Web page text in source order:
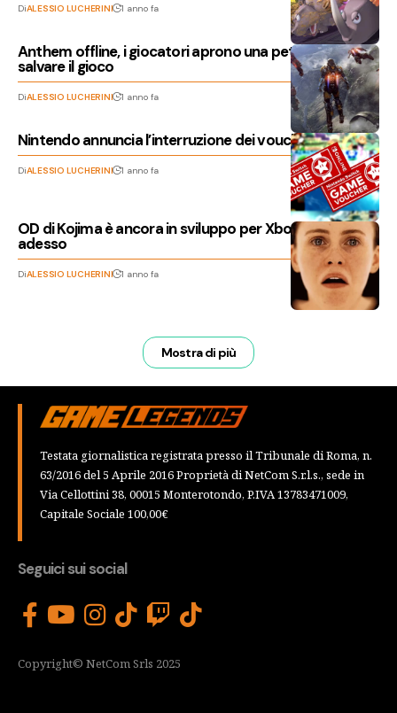
DiALESSIO LUCHERINI 1 anno fa
Anthem offline, i giocatori aprono una petizione per
salvare il gioco
DiALESSIO LUCHERINI 1 anno fa
Nintendo annuncia l’interruzione dei voucher Switch
DiALESSIO LUCHERINI 1 anno fa
OD di Kojima è ancora in sviluppo per Xbox, per
adesso
DiALESSIO LUCHERINI 1 anno fa
Mostra di più
Testata giornalistica registrata presso il Tribunale di Roma, n.
63/2016 del 5 Aprile 2016 Proprietà di NetCom S.r.l.s., sede in
Via Cellottini 38, 00015 Monterotondo, P.IVA 13783471009,
Capitale Sociale 100,00€
Seguici sui social
Copyright© NetCom Srls 2025